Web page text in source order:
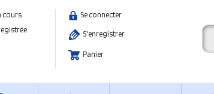
cours
Se connecter
S'enregistrer
Panier